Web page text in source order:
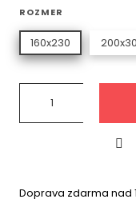
ROZMER
160x230

Doprava zdarma nad